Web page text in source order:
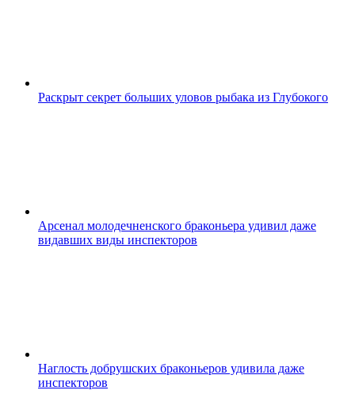
Раскрыт секрет больших уловов рыбака из Глубокого
Арсенал молодечненского браконьера удивил даже
видавших виды инспекторов
Наглость добрушских браконьеров удивила даже
инспекторов